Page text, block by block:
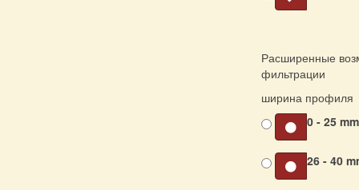
Расширенные
фильтрации
ширина профиля
0 - 25
26 - 40